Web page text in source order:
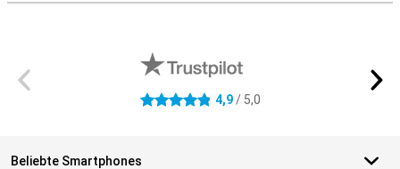
4.9 Sterne 4,9/ 5,0
Beliebte Smartphones